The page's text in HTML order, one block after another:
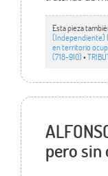
Esta pieza
(Independiente)
en territorio
(718-910)•
pero sin